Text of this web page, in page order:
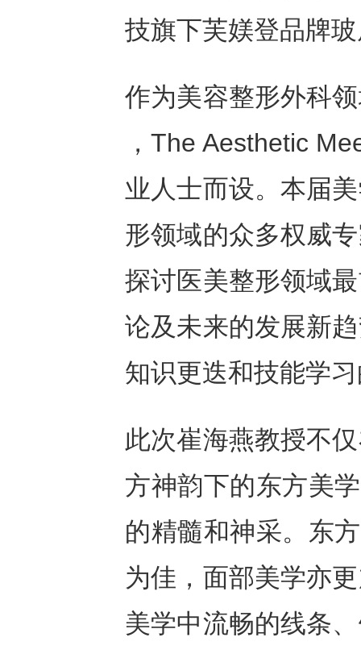
技旗下芙媄登品牌
作为美容整形外科
，The Aesthetic
业人士而设。本届
形领域的众多权威
探讨医美整形领域
论及未来的发展新
知识更迭和技能学
此次崔海燕教授不
方神韵下的东方美
的精髓和神采。东
为佳，面部美学亦
美学中流畅的线条